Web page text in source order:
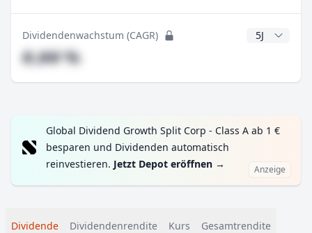
Dividendenwachstum (CAGR) CAGR Jahre
#,## %
Global Dividend Growth Split Corp - Class A ab 1 €
besparen und Dividenden automatisch
reinvestieren. Jetzt Depot eröffnen → Anzeige
Dividende Dividendenrendite Kurs Gesamtrendite